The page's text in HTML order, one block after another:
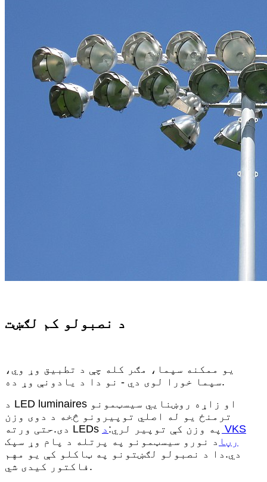
د نصبولو کم لګښت
یو ممکنه سپما، مګر کله چې د تطبیق وړ وي،
سپما خورا لوی دي - نو دا د یادونې وړ ده.
د LED luminaires او زاړه روښنايي سیسټمونو
ترمنځ یو له اصلي توپیرونو څخه د دوی وزن
دی.حتی ورته LEDs په وزن کې توپیر لري: د VKS
رڼا د نورو سیسټمونو په پرتله د پام وړ سپک
دي.دا د نصبولو لګښتونو په ټاکلو کې یو مهم
فاکتور کیدی شي.